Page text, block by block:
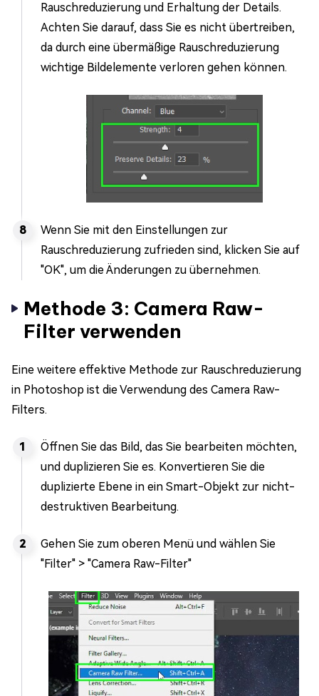
Rauschreduzierung und Erhaltung der Details.
Achten Sie darauf, dass Sie es nicht übertreiben,
da durch eine übermäßige Rauschreduzierung
wichtige Bildelemente verloren gehen können.
Wenn Sie mit den Einstellungen zur
Rauschreduzierung zufrieden sind, klicken Sie auf
"OK", um die Änderungen zu übernehmen.
Methode 3: Camera Raw-
Filter verwenden
Eine weitere effektive Methode zur Rauschreduzierung
in Photoshop ist die Verwendung des Camera Raw-
Filters.
Öffnen Sie das Bild, das Sie bearbeiten möchten,
und duplizieren Sie es. Konvertieren Sie die
duplizierte Ebene in ein Smart-Objekt zur nicht-
destruktiven Bearbeitung.
Gehen Sie zum oberen Menü und wählen Sie
"Filter" > "Camera Raw-Filter"